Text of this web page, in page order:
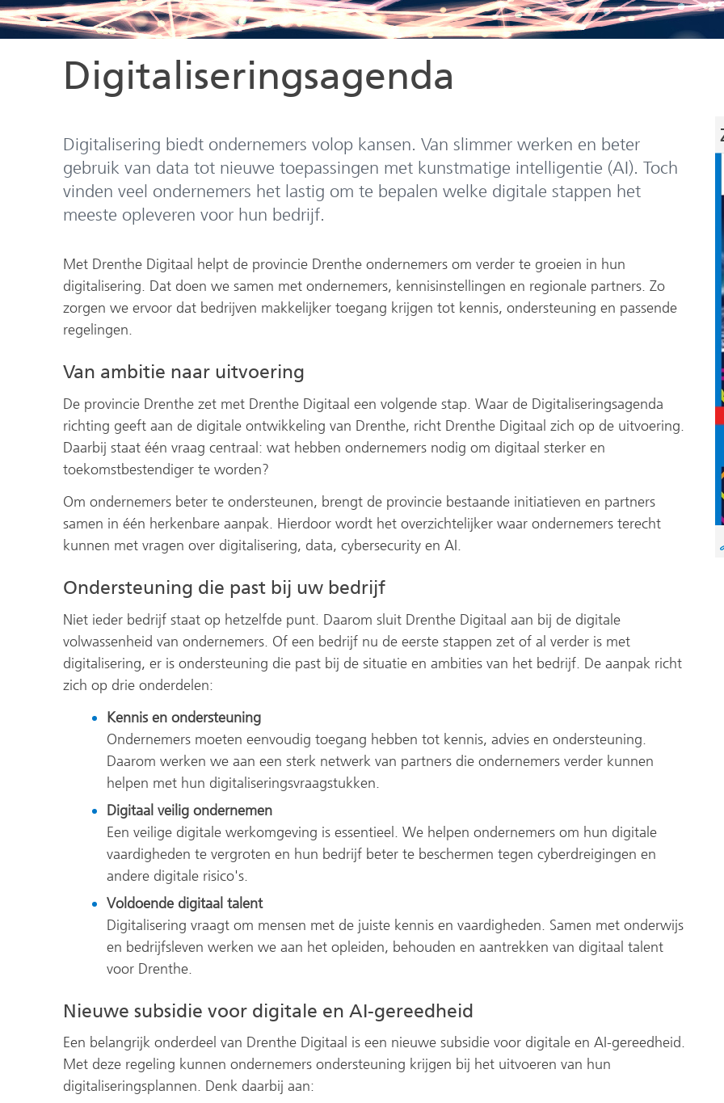
Digitaliseringsagenda
Digitalisering biedt ondernemers volop kansen. Van slimmer werken en beter
gebruik van data tot nieuwe toepassingen met kunstmatige intelligentie (AI). Toch
vinden veel ondernemers het lastig om te bepalen welke digitale stappen het
meeste opleveren voor hun bedrijf.
Met Drenthe Digitaal helpt de provincie Drenthe ondernemers om verder te groeien in hun
digitalisering. Dat doen we samen met ondernemers, kennisinstellingen en regionale partners. Zo
zorgen we ervoor dat bedrijven makkelijker toegang krijgen tot kennis, ondersteuning en passende
regelingen.
Van ambitie naar uitvoering
De provincie Drenthe zet met Drenthe Digitaal een volgende stap. Waar de Digitaliseringsagenda
richting geeft aan de digitale ontwikkeling van Drenthe, richt Drenthe Digitaal zich op de uitvoering.
Daarbij staat één vraag centraal: wat hebben ondernemers nodig om digitaal sterker en
toekomstbestendiger te worden?
Om ondernemers beter te ondersteunen, brengt de provincie bestaande initiatieven en partners
samen in één herkenbare aanpak. Hierdoor wordt het overzichtelijker waar ondernemers terecht
kunnen met vragen over digitalisering, data, cybersecurity en AI.
Ondersteuning die past bij uw bedrijf
Niet ieder bedrijf staat op hetzelfde punt. Daarom sluit Drenthe Digitaal aan bij de digitale
volwassenheid van ondernemers. Of een bedrijf nu de eerste stappen zet of al verder is met
digitalisering, er is ondersteuning die past bij de situatie en ambities van het bedrijf. De aanpak richt
zich op drie onderdelen:
Kennis en ondersteuning
Ondernemers moeten eenvoudig toegang hebben tot kennis, advies en ondersteuning.
Daarom werken we aan een sterk netwerk van partners die ondernemers verder kunnen
helpen met hun digitaliseringsvraagstukken.
Digitaal veilig ondernemen
Een veilige digitale werkomgeving is essentieel. We helpen ondernemers om hun digitale
vaardigheden te vergroten en hun bedrijf beter te beschermen tegen cyberdreigingen en
andere digitale risico's.
Voldoende digitaal talent
Digitalisering vraagt om mensen met de juiste kennis en vaardigheden. Samen met onderwijs
en bedrijfsleven werken we aan het opleiden, behouden en aantrekken van digitaal talent
voor Drenthe.
Nieuwe subsidie voor digitale en AI-gereedheid
Een belangrijk onderdeel van Drenthe Digitaal is een nieuwe subsidie voor digitale en AI-gereedheid.
Met deze regeling kunnen ondernemers ondersteuning krijgen bij het uitvoeren van hun
digitaliseringsplannen. Denk daarbij aan: